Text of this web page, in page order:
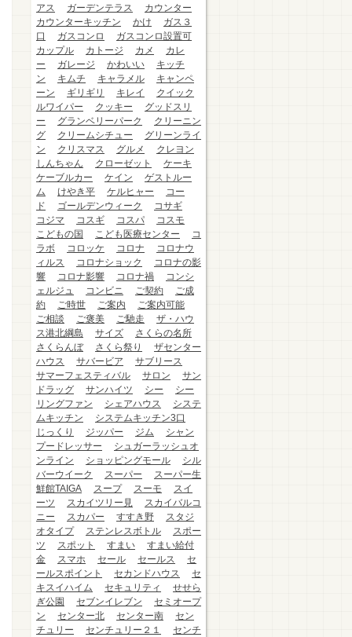
アス
ガーデンテラス
カウンター
カウンターキッチン
かけ
ガス３
口
ガスコンロ
ガスコンロ設置可
カップル
カトージ カメ
カレ
ー
ガレージ かわいい
キッチ
ン
キムチ キャラメル
キャンペ
ーン
ギリギリ キレイ
クイック
ルワイパー
クッキー
グッドスリ
ー
グランベリーパーク
クリーニン
グ
クリームシチュー
グリーンライ
ン
クリスマス グルメ
クレヨン
しんちゃん
クローゼット
ケーキ
ケーブルカー
ケイン
ゲストルー
ム
けやき平 ケルヒャー
コー
ド
ゴールデンウィーク
コサギ
コジマ
コスギ コスパ
コスモ
こどもの国
こども医療センター
コ
ラボ
コロッケ コロナ
コロナウ
ィルス
コロナショック
コロナの影
響
コロナ影響 コロナ禍
コンシ
ェルジュ
コンビニ ご契約
ご成
約
ご時世 ご案内
ご案内可能
ご相談
ご褒美 ご馳走
ザ・ハウ
ス港北綱島
サイズ
さくらの名所
さくらんぼ
さくら祭り
ザセンター
ハウス
サバービア
サブリース
サマーフェスティバル
サロン
サン
ドラッグ
サンハイツ シー
シー
リングファン
シェアハウス
システ
ムキッチン
システムキッチン3口
じっくり
ジッパー ジム
シャン
プードレッサー
シュガーラッシュオ
ンライン
ショッピングモール
シル
バーウイーク
スーパー
スーパー生
鮮館TAIGA
スープ スーモ
スイ
ーツ
スカイツリー見
スカイバルコ
ニー
スカパー すすき野
スタジ
オタイプ
ステンレスボトル
スポー
ツ
スポット すまい
すまい給付
金
スマホ セール セールス
セ
ールスポイント
セカンドハウス
セ
キスイハイム
セキュリティ
せせら
ぎ公園
セブンイレブン
セミオープ
ン
センター北 センター南
セン
チュリー
センチュリー２１
センチ